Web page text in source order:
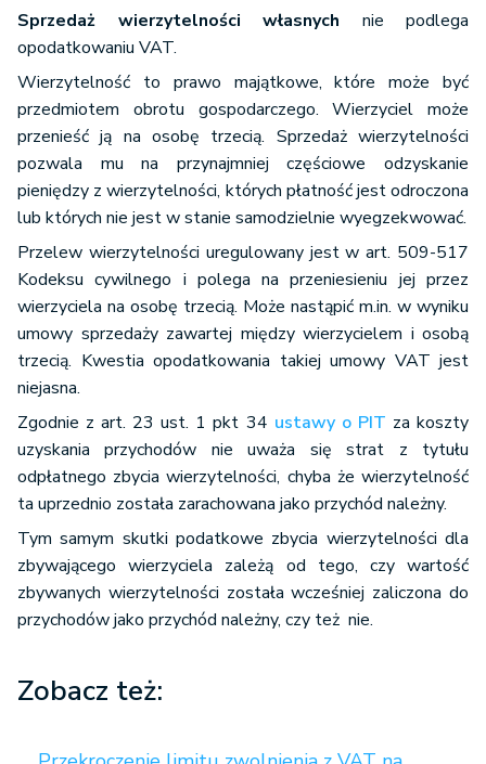
Sprzedaż wierzytelności własnych nie podlega
opodatkowaniu VAT.
Wierzytelność to prawo majątkowe, które może być
przedmiotem obrotu gospodarczego. Wierzyciel może
przenieść ją na osobę trzecią. Sprzedaż wierzytelności
pozwala mu na przynajmniej częściowe odzyskanie
pieniędzy z wierzytelności, których płatność jest odroczona
lub których nie jest w stanie samodzielnie wyegzekwować.
Przelew wierzytelności uregulowany jest w art. 509-517
Kodeksu cywilnego i polega na przeniesieniu jej przez
wierzyciela na osobę trzecią. Może nastąpić m.in. w wyniku
umowy sprzedaży zawartej między wierzycielem i osobą
trzecią. Kwestia opodatkowania takiej umowy VAT jest
niejasna.
Zgodnie z art. 23 ust. 1 pkt 34 ustawy o PIT za koszty
uzyskania przychodów nie uważa się strat z tytułu
odpłatnego zbycia wierzytelności, chyba że wierzytelność
ta uprzednio została zarachowana jako przychód należny.
Tym samym skutki podatkowe zbycia wierzytelności dla
zbywającego wierzyciela zależą od tego, czy wartość
zbywanych wierzytelności została wcześniej zaliczona do
przychodów jako przychód należny, czy też nie.
Zobacz też: